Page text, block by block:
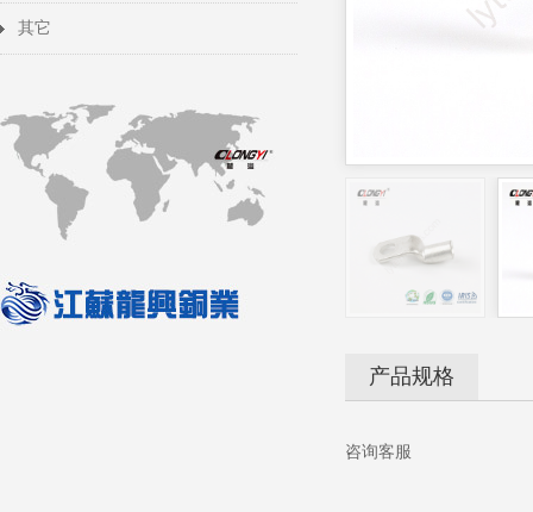
其它
产品规格
咨询客服